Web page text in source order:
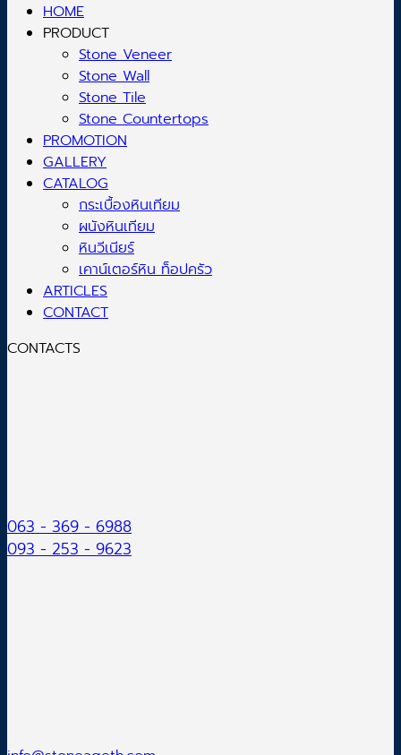
HOME
PRODUCT
Stone Veneer
Stone Wall
Stone Tile
Stone Countertops
PROMOTION
GALLERY
CATALOG
กระเบื้องหินเทียม
ผนังหินเทียม
หินวีเนียร์
เคาน์เตอร์หิน ท็อปครัว
ARTICLES
CONTACT
CONTACTS
063 - 369 - 6988
093 - 253 - 9623